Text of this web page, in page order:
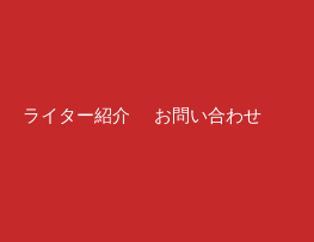
ライター紹介 お問い合わせ